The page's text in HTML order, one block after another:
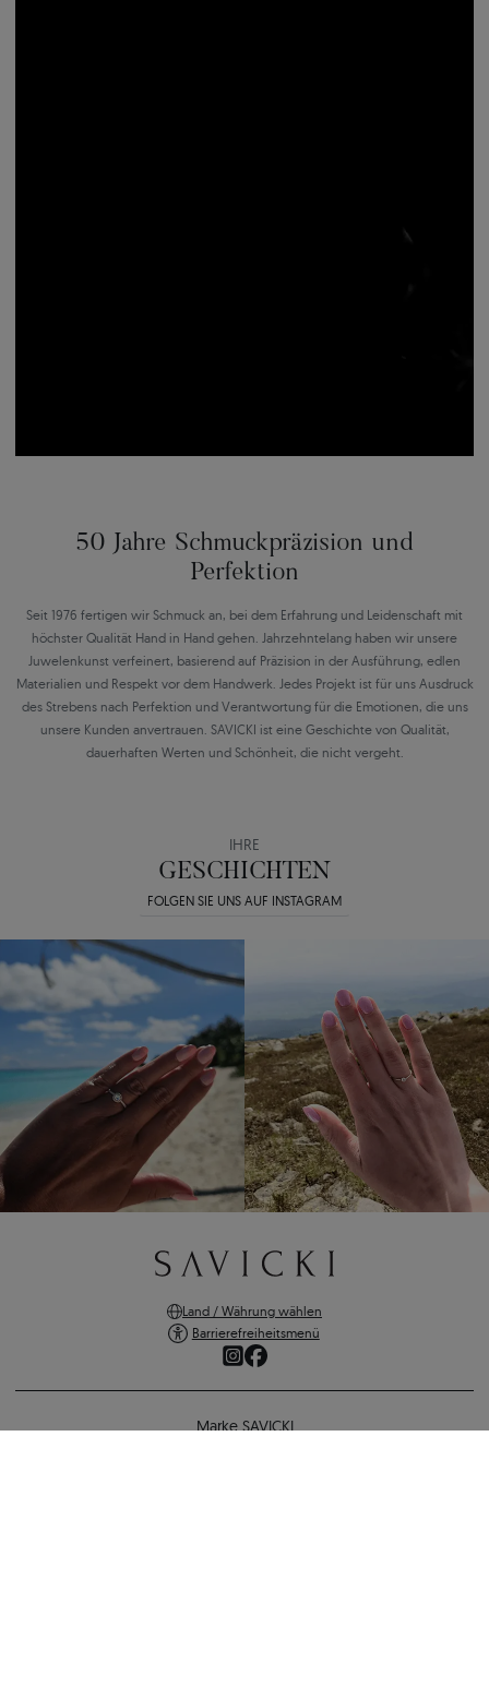
50 Jahre Schmuckpräzision und
Perfektion
Seit 1976 fertigen wir Schmuck an, bei dem Erfahrung und Leidenschaft mit
höchster Qualität Hand in Hand gehen. Jahrzehntelang haben wir unsere
Juwelenkunst verfeinert, basierend auf Präzision in der Ausführung, edlen
Materialien und Respekt vor dem Handwerk. Jedes Projekt ist für uns Ausdruck
des Strebens nach Perfektion und Verantwortung für die Emotionen, die uns
unsere Kunden anvertrauen. SAVICKI ist eine Geschichte von Qualität,
dauerhaften Werten und Schönheit, die nicht vergeht.
IHRE
GESCHICHTEN
FOLGEN SIE UNS AUF INSTAGRAM
Land / Währung wählen
Barrierefreiheitsmenü
Marke SAVICKI